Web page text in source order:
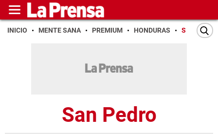
INICIO MENTE SANA PREMIUM HONDURAS SAN PEDRO
San Pedro